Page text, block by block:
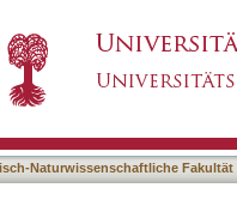
Naturwissenschaftliche Fakultät